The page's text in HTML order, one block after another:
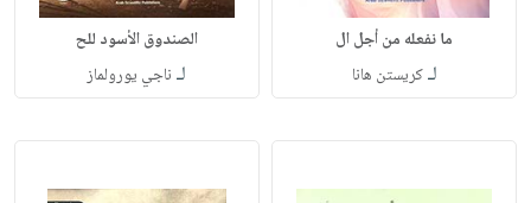
ما نفعله من أجل ال
لـكريستن هانا
الصندوق الأسود للح
لـ ناجي يورولماز